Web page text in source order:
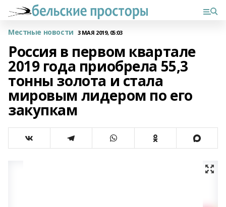
Местные новости 3 МАЯ 2019, 05:03
Россия в первом квартале
2019 года приобрела 55,3
тонны золота и стала
мировым лидером по его
закупкам